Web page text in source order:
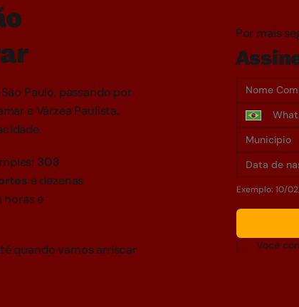
Paulo, passando por
e Várzea Paulista.
303
e dezenas
horas e
quando vamos arriscar
Por mais
Exemplo: 10/
Você